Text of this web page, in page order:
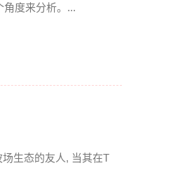
度来分析。...
生态的友人, 当其在T